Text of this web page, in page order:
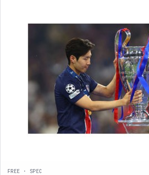
FREE · SPEC